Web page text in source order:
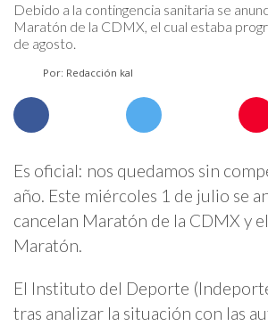
Debido a la contingencia sanitaria se
Maratón de la CDMX, el cual estaba
de agosto.
Por: Redacción kal
Es oficial: nos quedamos sin
año. Este miércoles 1 de julio se
cancelan Maratón de la CDMX y
Maratón.
El Instituto del Deporte
tras analizar la situación con las